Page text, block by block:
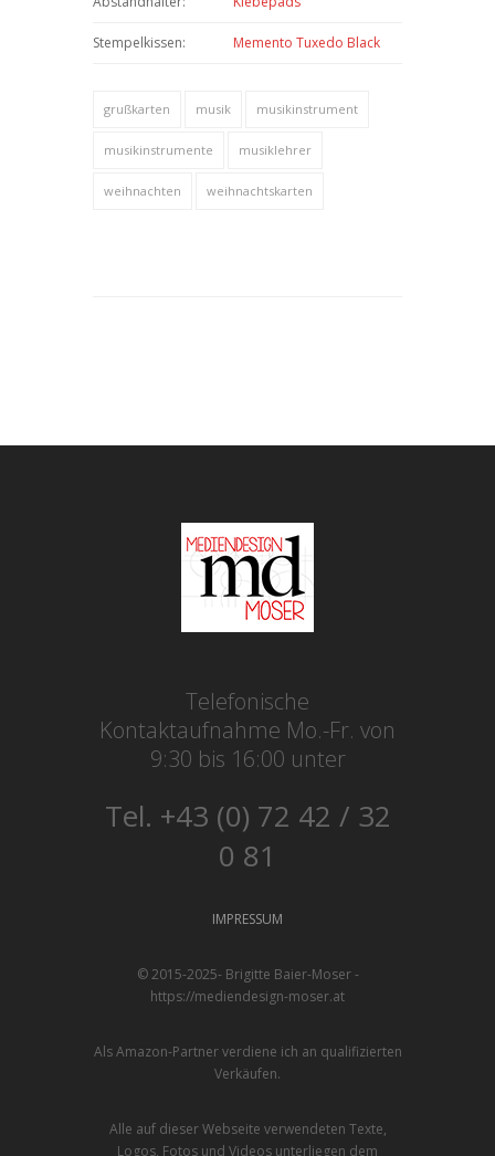
Stempelkissen: Memento Tuxedo Black
grußkarten musik musikinstrument
musikinstrumente musiklehrer
weihnachten weihnachtskarten
Telefonische
Kontaktaufnahme Mo.-Fr. von
9:30 bis 16:00 unter
Tel. +43 (0) 72 42 / 32
0 81
IMPRESSUM
© 2015-2025- Brigitte Baier-Moser -
https://mediendesign-moser.at
Als Amazon-Partner verdiene ich an qualifizierten
Verkäufen.
Alle auf dieser Webseite verwendeten Texte,
Logos, Fotos und Videos unterliegen dem